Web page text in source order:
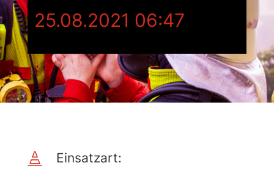
25.08.2021 06:47
 Einsatzart: